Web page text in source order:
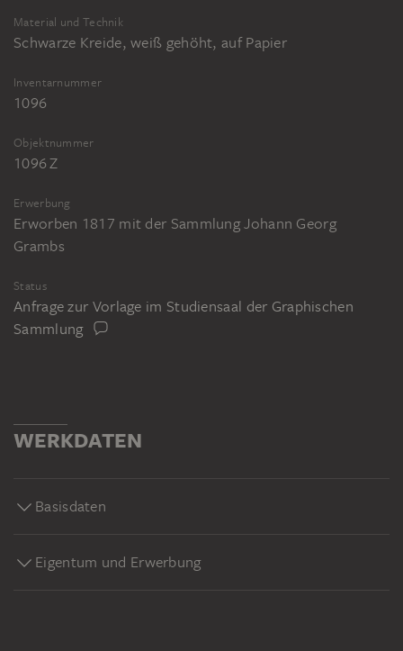
Material und Technik
Schwarze Kreide, weiß gehöht, auf Papier
Inventarnummer
1096
Objektnummer
1096 Z
Erwerbung
Erworben 1817 mit der Sammlung Johann Georg
Grambs
Status
Anfrage zur Vorlage im Studiensaal der Graphischen
Sammlung
WERKDATEN
Basisdaten
Eigentum und Erwerbung